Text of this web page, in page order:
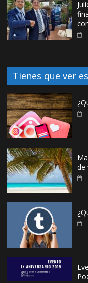
Tienes que ver
de